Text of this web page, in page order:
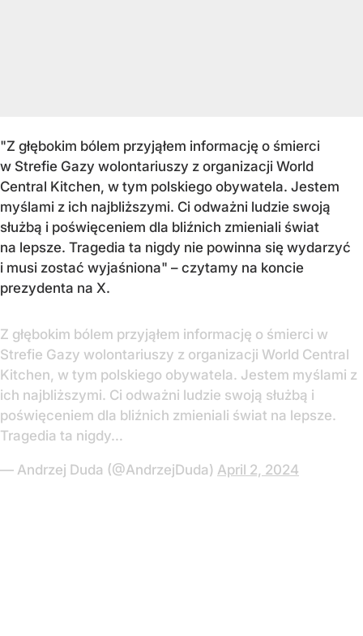
"Z głębokim bólem przyjąłem informację o śmierci
w Strefie Gazy wolontariuszy z organizacji World
Central Kitchen, w tym polskiego obywatela. Jestem
myślami z ich najbliższymi. Ci odważni ludzie swoją
służbą i poświęceniem dla bliźnich zmieniali świat
na lepsze. Tragedia ta nigdy nie powinna się wydarzyć
i musi zostać wyjaśniona" – czytamy na koncie
prezydenta na X.
Z głębokim bólem przyjąłem informację o śmierci w
Strefie Gazy wolontariuszy z organizacji World Central
Kitchen, w tym polskiego obywatela. Jestem myślami z
ich najbliższymi. Ci odważni ludzie swoją służbą i
poświęceniem dla bliźnich zmieniali świat na lepsze.
Tragedia ta nigdy…
— Andrzej Duda (@AndrzejDuda) April 2, 2024